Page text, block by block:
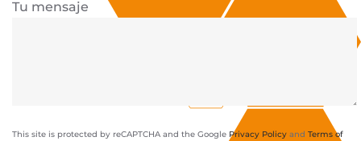
Tu mensaje
This site is protected by reCAPTCHA and the Google Privacy Policy and Terms of